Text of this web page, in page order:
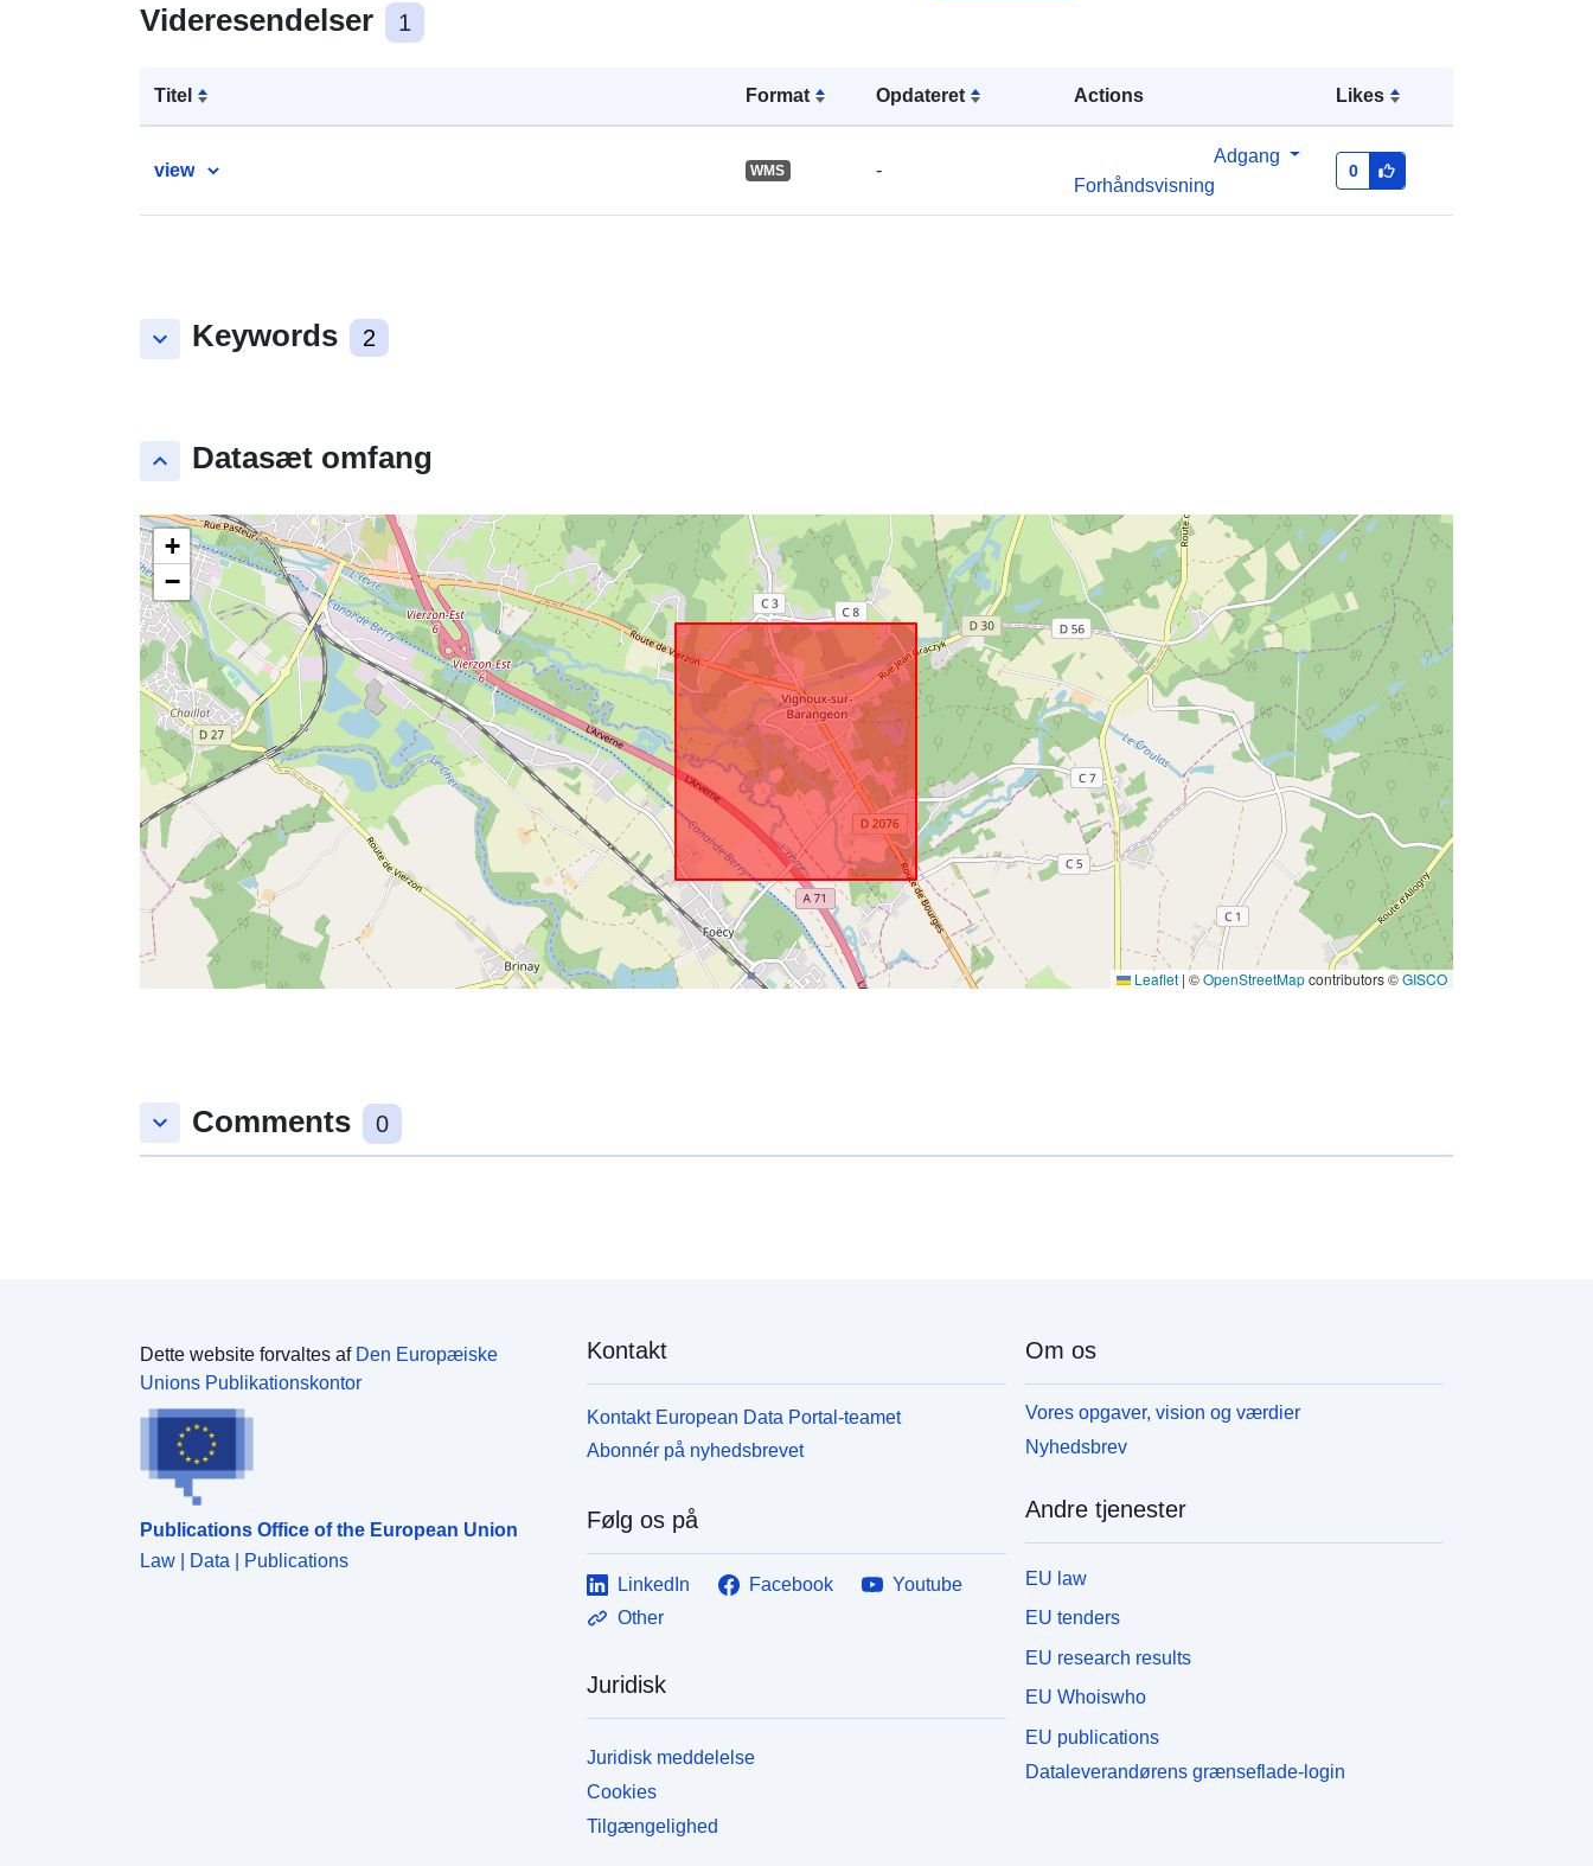
Videresendelser 1
Titel Format Opdateret Actions Likes
view WMS -
Adgang
Forhåndsvisning
0
keyboard_arrow_down Keywords 2
keyboard_arrow_up Datasæt omfang
+
−
Leaflet | ©OpenStreetMapcontributors ©GISCO
47.21041107 ], [ 2.18629813,
47.18518066 ], [ 2.15149641,
47.18518066 ] ]
Type: Polygon
120066022-srv-7ca572a5-aa9c-
4a11-8bba-adfd5984acce
Type:
Ressource:
http://inspire.ec.europa.eu/metadata-
codelist/SpatialDataServiceType/vie
keyboard_arrow_down Comments 0
Dette website forvaltes af Den Europæiske
Unions Publikationskontor
Publications Office of the European Union
Law | Data | Publications
Kontakt
Kontakt European Data Portal-teamet
Abonnér på nyhedsbrevet
Følg os på
LinkedIn Facebook
Youtube
Other
Juridisk
Juridisk meddelelse
Cookies
Tilgængelighed
Om os
Vores opgaver, vision og værdier
Nyhedsbrev
Andre tjenester
EU law
EU tenders
EU research results
EU Whoiswho
EU publications
Dataleverandørens grænseflade-login